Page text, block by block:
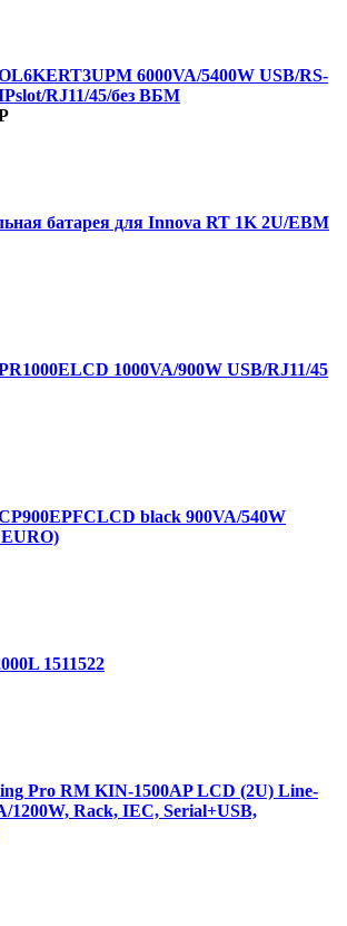
6000VA/5400W USB/RS-
RJ11/45/без ВБМ
батарея для Innova RT 1K 2U/EBM
1000VA/900W USB/RJ11/45
black 900VA/540W
EURO)
1511522
Pro RM KIN-1500AP LCD (2U) Line-
1200W, Rack, IEC, Serial+USB,